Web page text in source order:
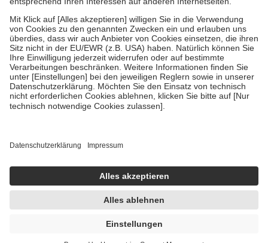
stärken und die besondere Stellung der Familie zu unterstützen,
fallenkeine Zuzahlungenan bei:
• Kindern und Jugendlichen bis zum vollendeten 18. Lebensjahr
mit Ausnahme der Fahrkosten
• Untersuchungen zur Vorsorge und Früherkennung, die von der
GKV getragen werden
• empfohlenen Schutzimpfungen
• Harn- und Blutteststreifen
getroffen, um sicherzustellen, dass es sich um echte Bewertungen
https://help.etrusted.com/hc/de/articles/4419944605341
Einige Bilder und Inhalte wurden unter Zuhilfenahme künstlicher